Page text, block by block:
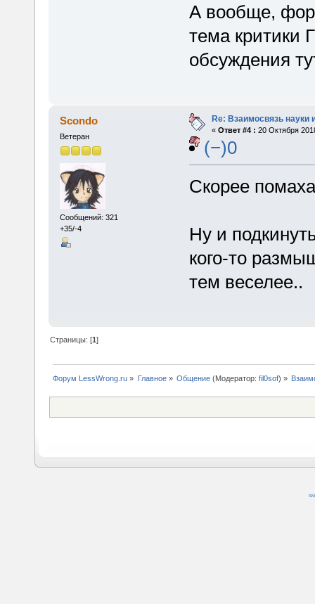
А вообще,
тема
обсуждения
Scondo
Ветеран
Сообщений: 321
+35/-4
Re: Взаимосвязь науки
« Ответ #4 : 20 Октября
(−)0
Скорее
Ну и
кого-то
тем веселее..
Страницы: [1]
Форум LessWrong.ru » Главное» Общение(Модератор: fil0sof) »